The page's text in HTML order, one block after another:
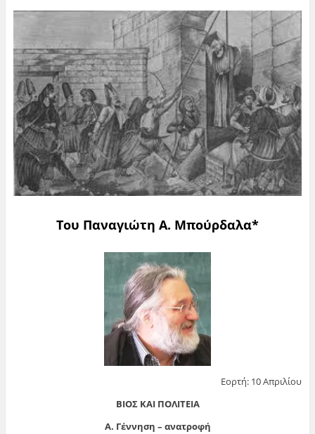
Του Παναγιώτη Α. Μπούρδαλα*
Εορτή: 10 Απριλίου
ΒΙΟΣ ΚΑΙ ΠΟΛΙΤΕΙΑ
Α. Γέννηση – ανατροφή